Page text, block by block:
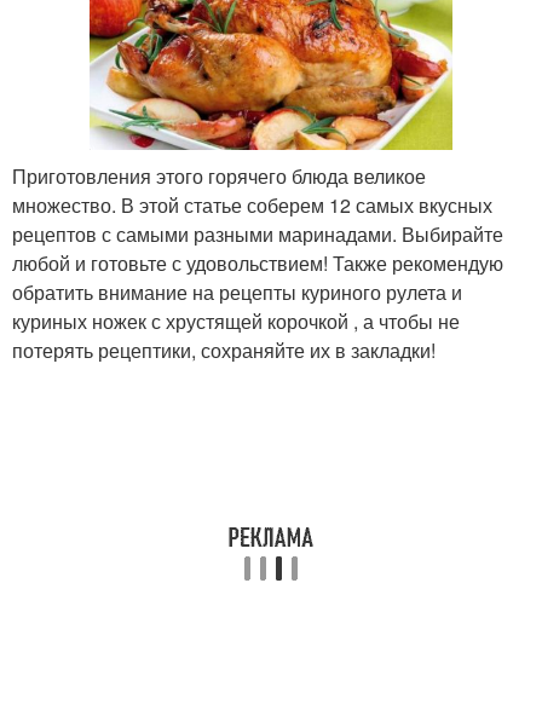
Приготовления этого горячего блюда великое
множество. В этой статье соберем 12 самых вкусных
рецептов с самыми разными маринадами. Выбирайте
любой и готовьте с удовольствием! Также рекомендую
обратить внимание на рецепты куриного рулета и
куриных ножек с хрустящей корочкой , а чтобы не
потерять рецептики, сохраняйте их в закладки!